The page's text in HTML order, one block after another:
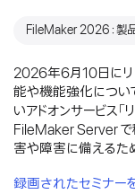
FileMaker 2026：製
2026年6月10日に
能や機能強化につい
いアドオンサービス「
FileMaker Server で
害や障害に備えるた
録画されたセミナー